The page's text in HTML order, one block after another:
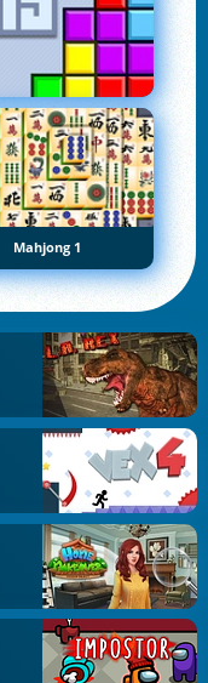
Mahjong 1